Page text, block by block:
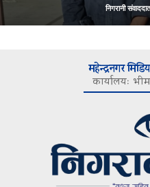
निगरानी
महेन्द्रनगर
कार्यालयः